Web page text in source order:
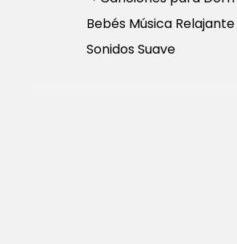
Bebés Música
Sonidos Suave